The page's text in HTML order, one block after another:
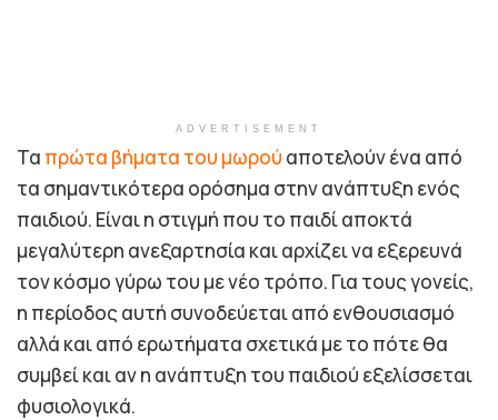
ADVERTISEMENT
Τα πρώτα βήματα του μωρού αποτελούν ένα από
τα σημαντικότερα ορόσημα στην ανάπτυξη ενός
παιδιού. Είναι η στιγμή που το παιδί αποκτά
μεγαλύτερη ανεξαρτησία και αρχίζει να εξερευνά
τον κόσμο γύρω του με νέο τρόπο. Για τους γονείς,
η περίοδος αυτή συνοδεύεται από ενθουσιασμό
αλλά και από ερωτήματα σχετικά με το πότε θα
συμβεί και αν η ανάπτυξη του παιδιού εξελίσσεται
φυσιολογικά.